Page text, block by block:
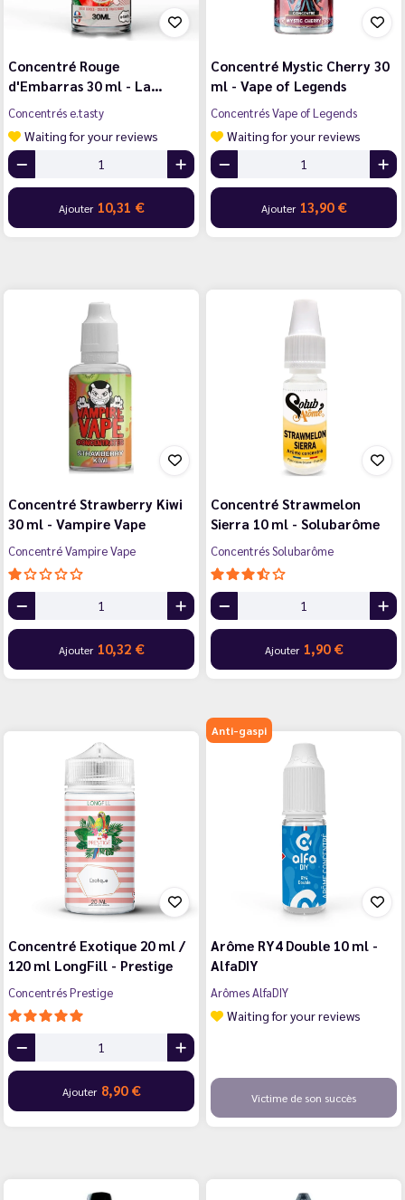
Concentré Rouge
d'Embarras 30 ml - La…
Concentrés e.tasty
Waiting for your reviews
Ajouter 10,31 €
Concentré Mystic Cherry 30
ml - Vape of Legends
Concentrés Vape of Legends
Waiting for your reviews
Ajouter 13,90 €
Concentré Strawberry Kiwi
30 ml - Vampire Vape
Concentré Vampire Vape
Ajouter 10,32 €
Concentré Strawmelon
Sierra 10 ml - Solubarôme
Concentrés Solubarôme
Ajouter 1,90 €
Concentré Exotique 20 ml /
120 ml LongFill - Prestige
Concentrés Prestige
Ajouter 8,90 €
Anti-gaspi
Arôme RY4 Double 10 ml -
AlfaDIY
Arômes AlfaDIY
Waiting for your reviews
Victime de son succès